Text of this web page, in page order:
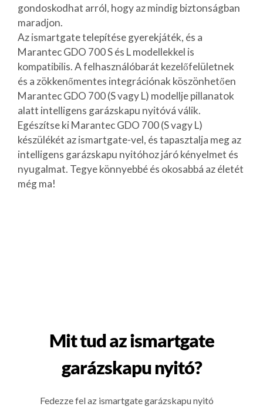
gondoskodhat arról, hogy az mindig biztonságban
maradjon.
Az ismartgate telepítése gyerekjáték, és a
Marantec GDO 700 S és L modellekkel is
kompatibilis. A felhasználóbarát kezelőfelületnek
és a zökkenőmentes integrációnak köszönhetően
Marantec GDO 700 (S vagy L) modellje pillanatok
alatt intelligens garázskapu nyitóvá válik.
Egészítse ki Marantec GDO 700 (S vagy L)
készülékét az ismartgate-vel, és tapasztalja meg az
intelligens garázskapu nyitóhoz járó kényelmet és
nyugalmat. Tegye könnyebbé és okosabbá az életét
még ma!
Mit tud az ismartgate
garázskapu nyitó?
Fedezze fel az ismartgate garázskapu nyitó